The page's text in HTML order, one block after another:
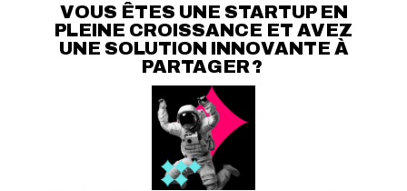
VOUS ÊTES UNE STARTUP EN
PLEINE CROISSANCE ET AVEZ
UNE SOLUTION INNOVANTE À
PARTAGER ?